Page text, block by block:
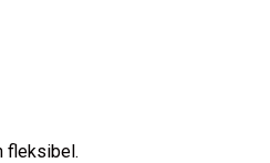
fleksibel.